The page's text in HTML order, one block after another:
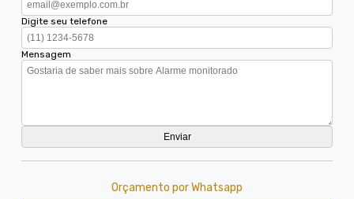
Digite seu telefone
Mensagem
Orçamento por Whatsapp